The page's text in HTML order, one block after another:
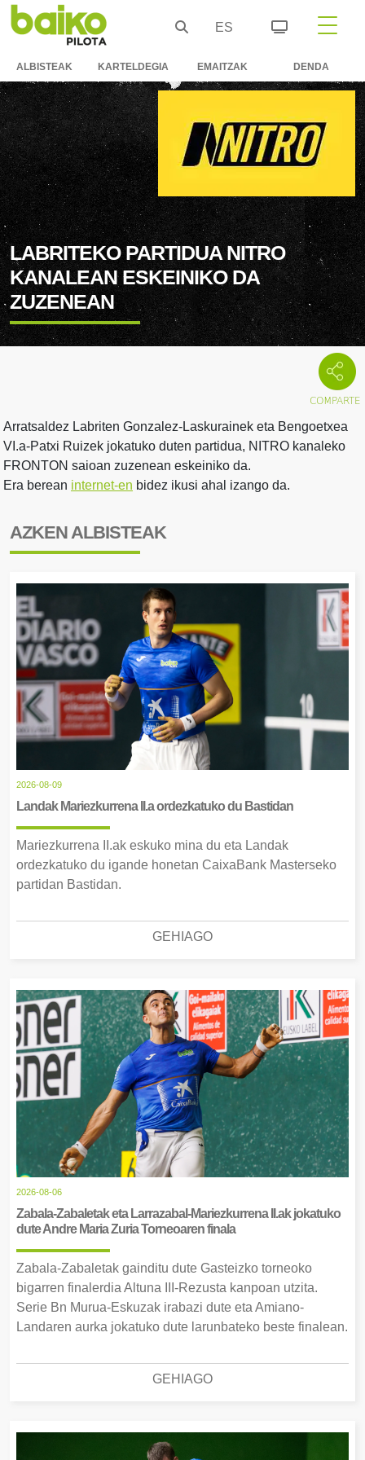
ES
ALBISTEAK KARTELDEGIA EMAITZAK DENDA
LABRITEKO PARTIDUA NITRO
KANALEAN ESKEINIKO DA
ZUZENEAN
Arratsaldez Labriten Gonzalez-Laskurainek eta Bengoetxea
VI.a-Patxi Ruizek jokatuko duten partidua, NITRO kanaleko
FRONTON saioan zuzenean eskeiniko da.
Era berean internet-en bidez ikusi ahal izango da.
AZKEN ALBISTEAK
2026-08-09
Landak Mariezkurrena II.a ordezkatuko du Bastidan
Mariezkurrena II.ak eskuko mina du eta Landak
ordezkatuko du igande honetan CaixaBank Masterseko
partidan Bastidan.
GEHIAGO
2026-08-06
Zabala-Zabaletak eta Larrazabal-Mariezkurrena II.ak jokatuko
dute Andre Maria Zuria Torneoaren finala
Zabala-Zabaletak gainditu dute Gasteizko torneoko
bigarren finalerdia Altuna III-Rezusta kanpoan utzita.
Serie Bn Murua-Eskuzak irabazi dute eta Amiano-
Landaren aurka jokatuko dute larunbateko beste finalean.
GEHIAGO